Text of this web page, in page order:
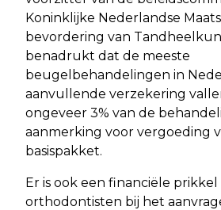
Koninklijke Nederlandse
bevordering van
benadrukt dat de meeste
beugelbehandelingen in
aanvullende verzekering
ongeveer 3% van de
aanmerking voor vergoeding
basispakket.
Er is ook een financiële prikkel
orthodontisten bij het